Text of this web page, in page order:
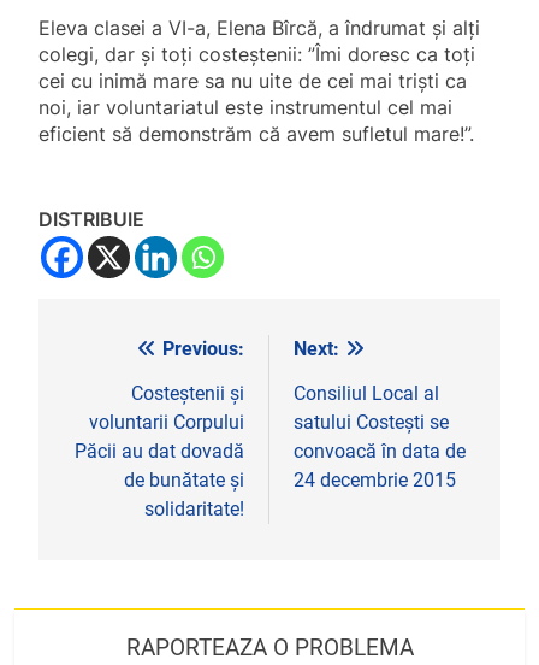
Eleva clasei a VI-a, Elena Bîrcă, a îndrumat și alți
colegi, dar și toți costeștenii: ”Îmi doresc ca toți
cei cu inimă mare sa nu uite de cei mai triști ca
noi, iar voluntariatul este instrumentul cel mai
eficient să demonstrăm că avem sufletul mare!”.
DISTRIBUIE
Navigare
articole
Previous:
Costeștenii și
voluntarii Corpului
Păcii au dat dovadă
de bunătate și
solidaritate!
Next:
Consiliul Local al
satului Costești se
convoacă în data de
24 decembrie 2015
RAPORTEAZA O PROBLEMA